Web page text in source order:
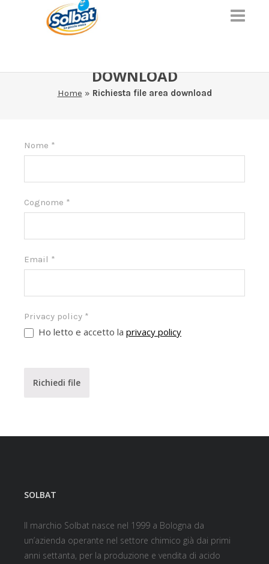
DOWNLOAD
Home » Richiesta file area download
Area
Nome *
Cognome *
Email *
Privacy policy *
Ho letto e accetto la privacy policy
Richiedi file
SOLBAT
Il marchio Solbat nasce nel 1999 a Bologna da
un’azienda operante nel settore chimico già dai primi
anni settanta, per la produzione e vendita di acido